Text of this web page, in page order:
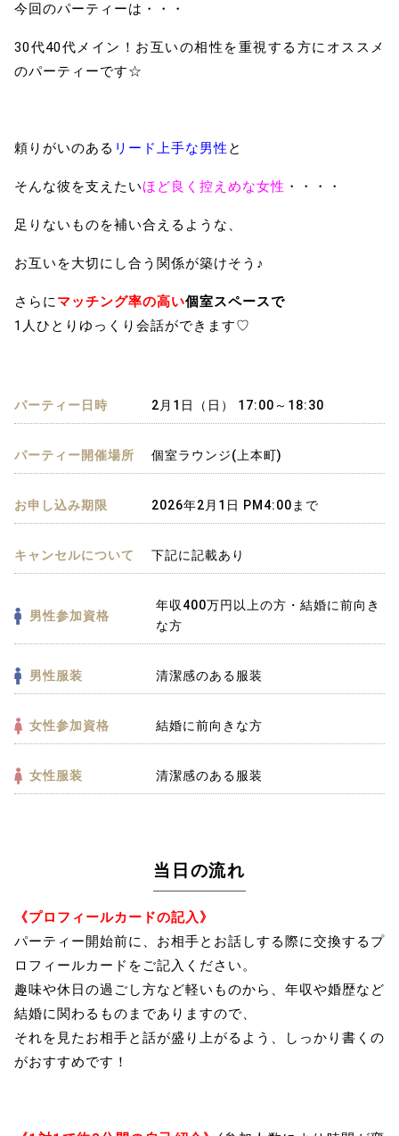
今回のパーティーは・・・
30代40代メイン！お互いの相性を重視する方にオススメ
のパーティーです☆
頼りがいのある リード上手な男性 と
そんな彼を支えたいほど良く控えめな女性 ・・・・
足りないものを補い合えるような、
お互いを大切にし合う関係が築けそう♪
さらにマッチング率の高い個室スペースで
1人ひとりゆっくり会話ができます♡
パーティー日時 2月1日（日） 17:00～18:30
パーティー開催場所 個室ラウンジ(上本町)
お申し込み期限 2026年2月1日 PM4:00まで
キャンセルについて 下記に記載あり
男性参加資格
年収400万円以上の方・結婚に前向き
な方
男性服装 清潔感のある服装
女性参加資格 結婚に前向きな方
女性服装 清潔感のある服装
当日の流れ
《プロフィールカードの記入》
パーティー開始前に、お相手とお話しする際に交換するプ
ロフィールカードをご記入ください。
趣味や休日の過ごし方など軽いものから、年収や婚歴など
結婚に関わるものまでありますので、
それを見たお相手と話が盛り上がるよう、しっかり書くの
がおすすめです！